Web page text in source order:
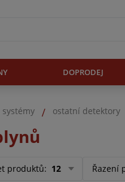
DOPRODEJ
systémy ostatní detektory
produktů: 12 Řazení